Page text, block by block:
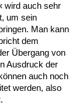
wird auch sehr
um sein
Man kann
dem
Übergang von
Ausdruck der
auch noch
werden, also